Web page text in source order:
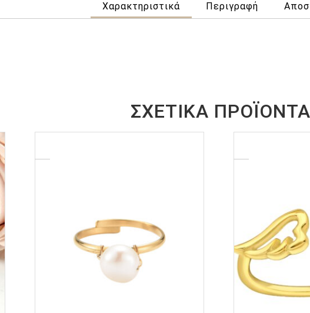
Χαρακτηριστικά Περιγραφή
ΣΧΕΤΙΚΆ ΠΡΟΪΌΝΤΑ